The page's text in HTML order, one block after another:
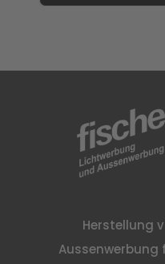
Herstellung
Aussenwerbung